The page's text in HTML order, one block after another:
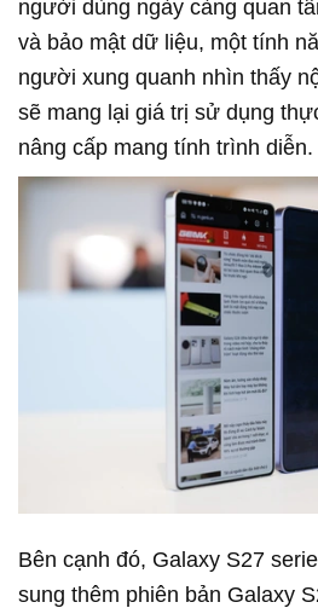
người dùng ngày càng quan
và bảo mật dữ liệu, một tính
người xung quanh nhìn thấy
sẽ mang lại giá trị sử dụng
nâng cấp mang tính trình diễn.
Bên cạnh đó, Galaxy S27
sung thêm phiên bản Galaxy